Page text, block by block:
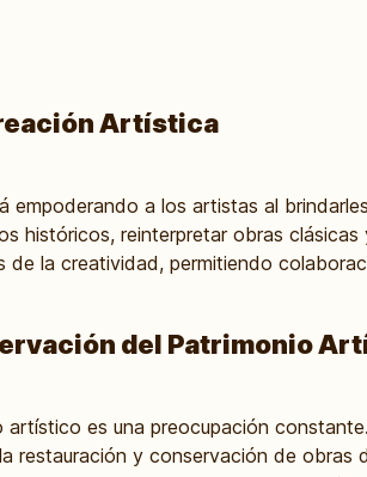
Artística
empoderando a los artistas al
históricos, reinterpretar obras
de la creatividad, permitiendo
del Patrimonio
artístico es una preocupación
restauración y conservación de